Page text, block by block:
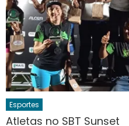
Esportes
Atletas no SBT Sunset